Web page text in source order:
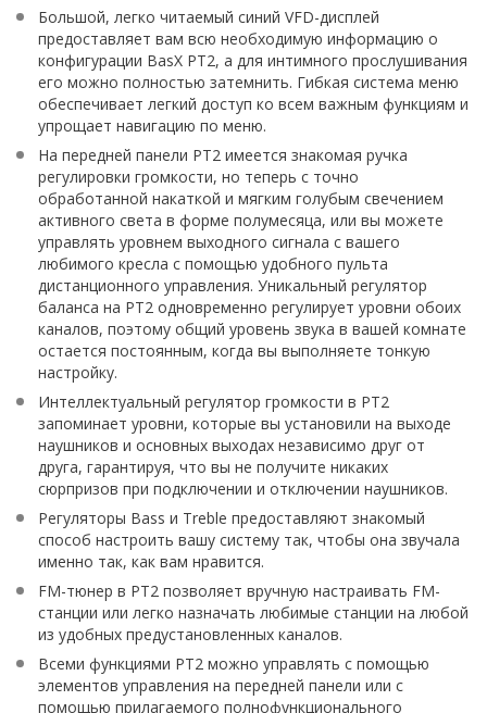
Большой, легко читаемый синий VFD-дисплей
предоставляет вам всю необходимую информацию о
конфигурации BasX PT2, а для интимного прослушивания
его можно полностью затемнить. Гибкая система меню
обеспечивает легкий доступ ко всем важным функциям и
упрощает навигацию по меню.
На передней панели PT2 имеется знакомая ручка
регулировки громкости, но теперь с точно
обработанной накаткой и мягким голубым свечением
активного света в форме полумесяца, или вы можете
управлять уровнем выходного сигнала с вашего
любимого кресла с помощью удобного пульта
дистанционного управления. Уникальный регулятор
баланса на PT2 одновременно регулирует уровни обоих
каналов, поэтому общий уровень звука в вашей комнате
остается постоянным, когда вы выполняете тонкую
настройку.
Интеллектуальный регулятор громкости в PT2
запоминает уровни, которые вы установили на выходе
наушников и основных выходах независимо друг от
друга, гарантируя, что вы не получите никаких
сюрпризов при подключении и отключении наушников.
Регуляторы Bass и Treble предоставляют знакомый
способ настроить вашу систему так, чтобы она звучала
именно так, как вам нравится.
FM-тюнер в PT2 позволяет вручную настраивать FM-
станции или легко назначать любимые станции на любой
из удобных предустановленных каналов.
Всеми функциями PT2 можно управлять с помощью
элементов управления на передней панели или с
помощью прилагаемого полнофункционального